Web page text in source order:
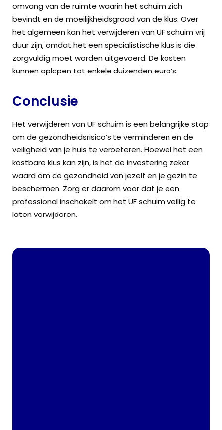
omvang van de ruimte waarin het schuim zich
bevindt en de moeilijkheidsgraad van de klus. Over
het algemeen kan het verwijderen van UF schuim vrij
duur zijn, omdat het een specialistische klus is die
zorgvuldig moet worden uitgevoerd. De kosten
kunnen oplopen tot enkele duizenden euro’s.
Conclusie
Het verwijderen van UF schuim is een belangrijke stap
om de gezondheidsrisico’s te verminderen en de
veiligheid van je huis te verbeteren. Hoewel het een
kostbare klus kan zijn, is het de investering zeker
waard om de gezondheid van jezelf en je gezin te
beschermen. Zorg er daarom voor dat je een
professional inschakelt om het UF schuim veilig te
laten verwijderen.